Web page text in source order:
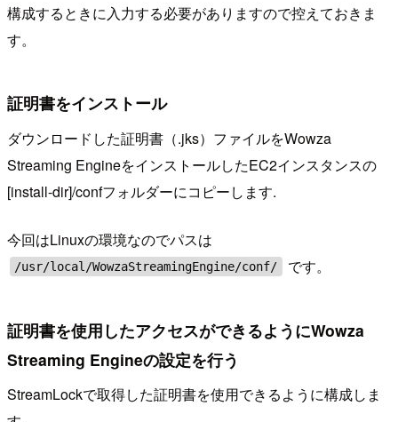
構成するときに入力する必要がありますので控えておきま
す。
証明書をインストール
ダウンロードした証明書（.jks）ファイルをWowza
Streaming EngineをインストールしたEC2インスタンスの
[install-dir]/confフォルダーにコピーします.
今回はLinuxの環境なのでパスは
/usr/local/WowzaStreamingEngine/conf/ です。
証明書を使用したアクセスができるようにWowza
Streaming Engineの設定を行う
StreamLockで取得した証明書を使用できるように構成しま